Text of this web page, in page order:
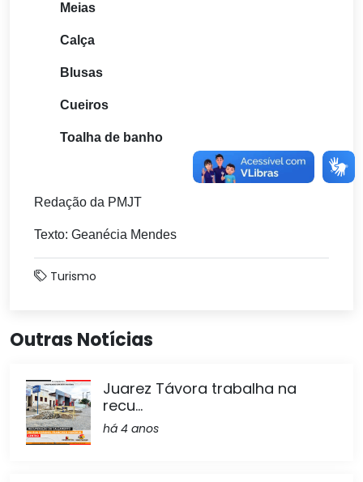
Meias
Calça
Blusas
Cueiros
Toalha de banho
Redação da PMJT
Texto: Geanécia Mendes
Turismo
Outras Notícias
Juarez Távora trabalha na
recu...
há 4 anos